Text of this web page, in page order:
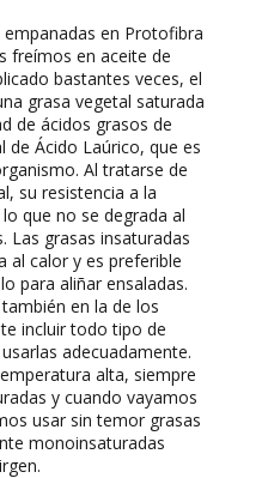
en Protofibra
freímos en aceite de
bastantes veces, el
grasa vegetal saturada
de ácidos grasos de
de Ácido Laúrico, que es
Al tratarse de
su resistencia a la
que no se degrada al
Las grasas insaturadas
al calor y es preferible
para aliñar ensaladas.
en la de los
incluir todo tipo de
adecuadamente.
alta, siempre
y cuando vayamos
usar sin temor grasas
monoinsaturadas